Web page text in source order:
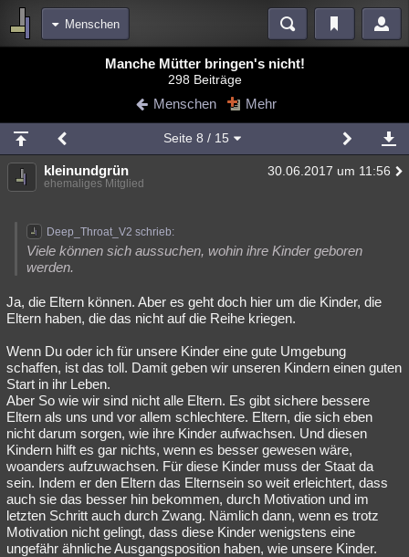
Menschen
Blogs Videos
Chat Wiki Neuigkeiten
meine Rubriken
Menschen Wissenschaft Mystery Kriminalfälle
Natur Umfragen Unterhaltung
weitere Rubriken
Philosophie Träume Orte Esoterik Literatur
Musik Clash Verbesserungen Allmystery English
Übersichten
Besucht Teilgenommen Alle Neue Geschlossen
Lesenswert Schlüsselwörter
Manche Mütter bringen's nicht!
298 Beiträge
Menschen Mehr
Seite 8 / 15
kleinundgrün 30.06.2017 um 11:56
ehemaliges Mitglied
Deep_Throat_V2 schrieb:
Viele können sich aussuchen, wohin ihre Kinder geboren
werden.
Ja, die Eltern können. Aber es geht doch hier um die Kinder, die
Eltern haben, die das nicht auf die Reihe kriegen.
Wenn Du oder ich für unsere Kinder eine gute Umgebung
schaffen, ist das toll. Damit geben wir unseren Kindern einen guten
Start in ihr Leben.
Aber So wie wir sind nicht alle Eltern. Es gibt sichere bessere
Eltern als uns und vor allem schlechtere. Eltern, die sich eben
nicht darum sorgen, wie ihre Kinder aufwachsen. Und diesen
Kindern hilft es gar nichts, wenn es besser gewesen wäre,
woanders aufzuwachsen. Für diese Kinder muss der Staat da
sein. Indem er den Eltern das Elternsein so weit erleichtert, dass
auch sie das besser hin bekommen, durch Motivation und im
letzten Schritt auch durch Zwang. Nämlich dann, wenn es trotz
Motivation nicht gelingt, dass diese Kinder wenigstens eine
ungefähr ähnliche Ausgangsposition haben, wie unsere Kinder.